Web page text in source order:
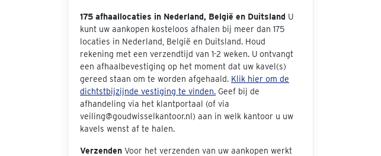
175 afhaallocaties in Nederland, België en Duitsland U
kunt uw aankopen kosteloos afhalen bij meer dan 175
locaties in Nederland, België en Duitsland. Houd
rekening met een verzendtijd van 1-2 weken. U ontvangt
een afhaalbevestiging op het moment dat uw kavel(s)
gereed staan om te worden afgehaald. Klik hier om de
dichtstbijzijnde vestiging te vinden. Geef bij de
afhandeling via het klantportaal (of via
veiling@goudwisselkantoor.nl) aan in welk kantoor u uw
kavels wenst af te halen.
Verzenden Voor het verzenden van uw aankopen werkt